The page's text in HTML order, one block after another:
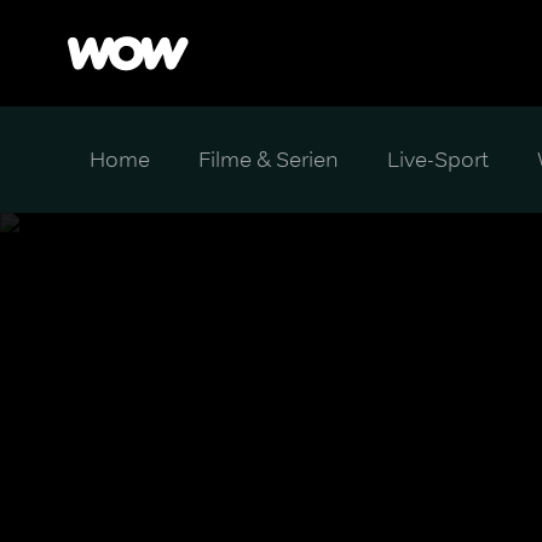
Home Filme & Serien Live-Sport